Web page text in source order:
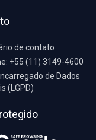
de contato
+55 (11) 3149-4600
de Dados
(LGPD)